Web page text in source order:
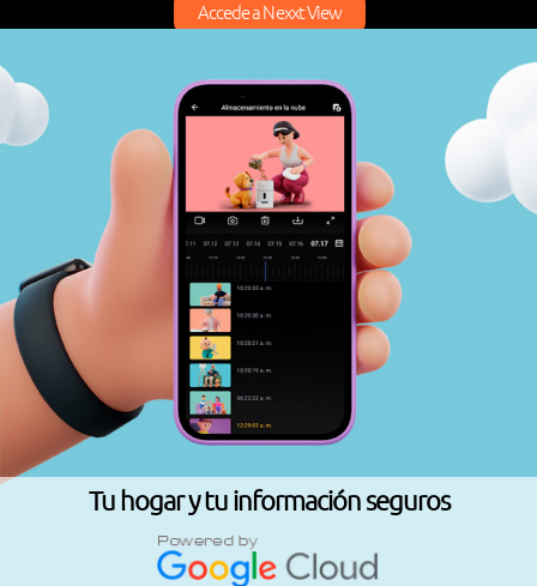
Accede a Nexxt View
Tu hogar y tu información seguros